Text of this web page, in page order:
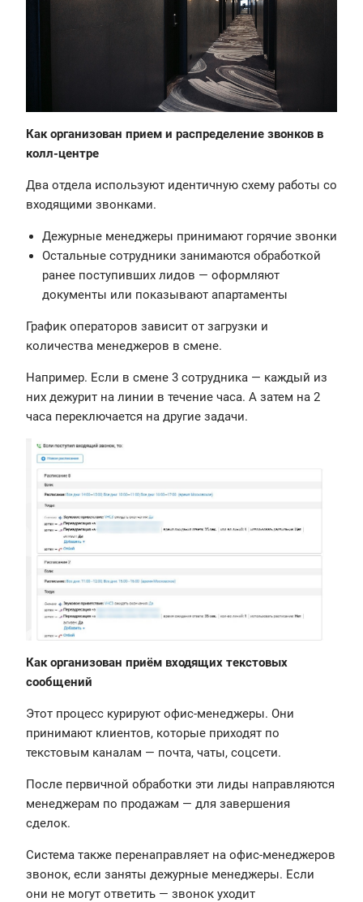
Как организован прием и распределение звонков в
колл-центре
Два отдела используют идентичную схему работы со
входящими звонками.
Дежурные менеджеры принимают горячие звонки
Остальные сотрудники занимаются обработкой
ранее поступивших лидов — оформляют
документы или показывают апартаменты
График операторов зависит от загрузки и
количества менеджеров в смене.
Например. Если в смене 3 сотрудника — каждый из
них дежурит на линии в течение часа. А затем на 2
часа переключается на другие задачи.
Как организован приём входящих текстовых
сообщений
Этот процесс курируют офис-менеджеры. Они
принимают клиентов, которые приходят по
текстовым каналам — почта, чаты, соцсети.
После первичной обработки эти лиды направляются
менеджерам по продажам — для завершения
сделок.
Система также перенаправляет на офис-менеджеров
звонок, если заняты дежурные менеджеры. Если
они не могут ответить — звонок уходит